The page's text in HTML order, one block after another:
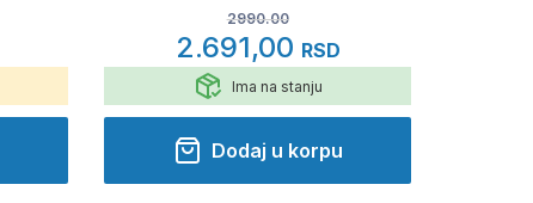
2990.00
2.691,00 RSD
Ima na stanju
Dodaj u korpu